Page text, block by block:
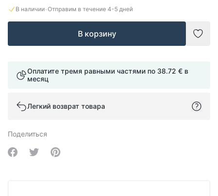
В наличии·Отправим в течение 4-5 дней
В корзину
Оплатите тремя равными частями по 38.72 € в
месяц
Легкий возврат товара
Поделиться
Share on Facebook
Share on Twitter
Share on Pinterest